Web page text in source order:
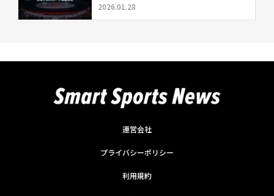
2026.01.28
運営会社
プライバシーポリシー
利用規約